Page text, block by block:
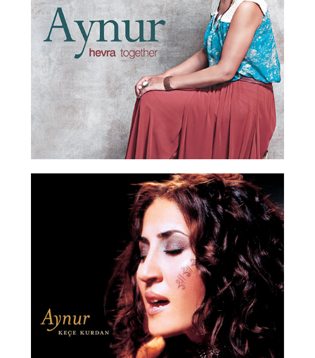
2004 Kalan Music